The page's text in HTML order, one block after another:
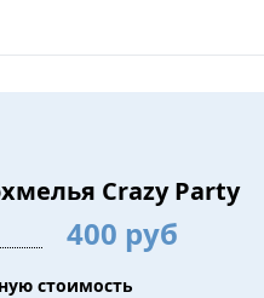
Crazy Party
400 руб
стоимость